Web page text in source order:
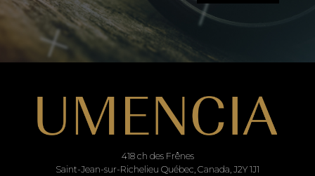
418 ch des Frênes
Saint-Jean-sur-Richelieu Québec, Canada, J2Y 1J1